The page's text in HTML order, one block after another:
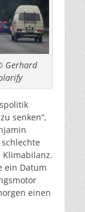
Gerhard
senken“,
ein Datum
einen